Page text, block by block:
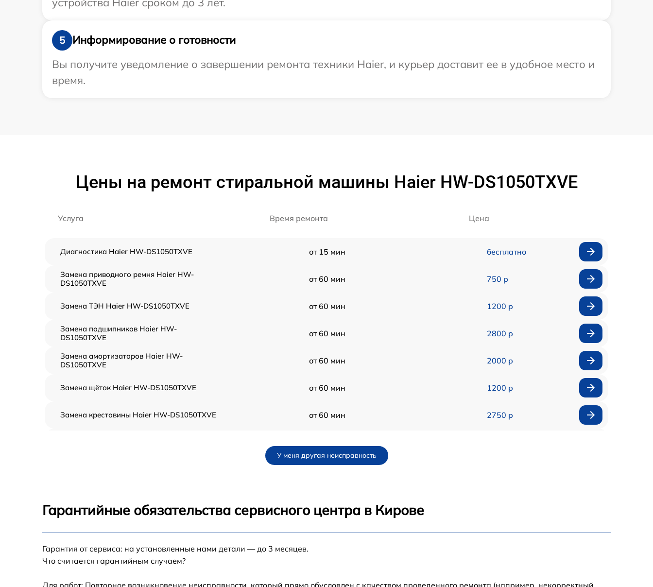
5
Информирование о готовности
Вы получите уведомление о завершении ремонта техники Haier, и курьер доставит ее в удобное место и
время.
Цены на ремонт стиральной машины Haier HW-DS1050TXVE
Услуга Время ремонта Цена
Диагностика Haier HW-DS1050TXVE от 15 мин бесплатно
Замена приводного ремня Haier HW-
DS1050TXVE
от 60 мин 750 р
Замена ТЭН Haier HW-DS1050TXVE от 60 мин 1200 р
Замена подшипников Haier HW-
DS1050TXVE
от 60 мин 2800 р
Замена амортизаторов Haier HW-
DS1050TXVE
от 60 мин 2000 р
Замена щёток Haier HW-DS1050TXVE от 60 мин 1200 р
Замена крестовины Haier HW-DS1050TXVE от 60 мин 2750 р
Замена УБЛ Haier HW-DS1050TXVE
DS1050TXVE
У меня другая неисправность
Гарантийные обязательства сервисного центра в Кирове
Гарантия от сервиса: на установленные нами детали — до 3 месяцев.
Что считается гарантийным случаем?
Для работ: Повторное возникновение неисправности, который прямо обусловлен с качеством проведенного ремонта (например, некорректный